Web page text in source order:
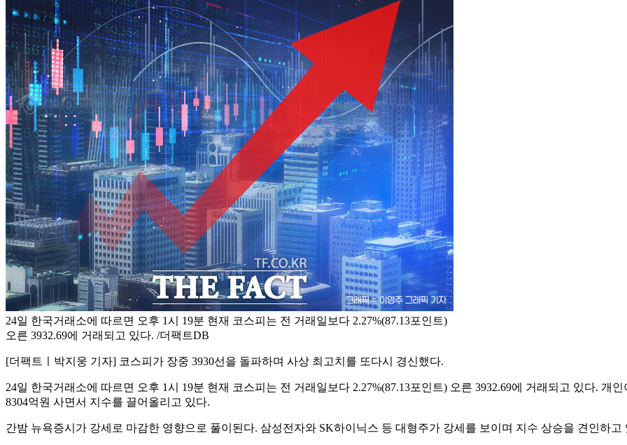
24일 한국거래소에 따르면 오후 1시 19분 현재 코스피는 전 거래일보다 2.27%(87.13포인트)
오른 3932.69에 거래되고 있다. /더팩트DB
[더팩트ㅣ박지웅 기자] 코스피가 장중 3930선을 돌파하며 사상 최고치를 또다시 경신했다.
24일 한국거래소에 따르면 오후 1시 19분 현재 코스피는 전 거래일보다 2.27%(87.13포인트) 오른 3932.69에 거래되고 있다. 개
8304억원 사면서 지수를 끌어올리고 있다.
간밤 뉴욕증시가 강세로 마감한 영향으로 풀이된다. 삼성전자와 SK하이닉스 등 대형주가 강세를 보이며 지수 상승을 견인하고